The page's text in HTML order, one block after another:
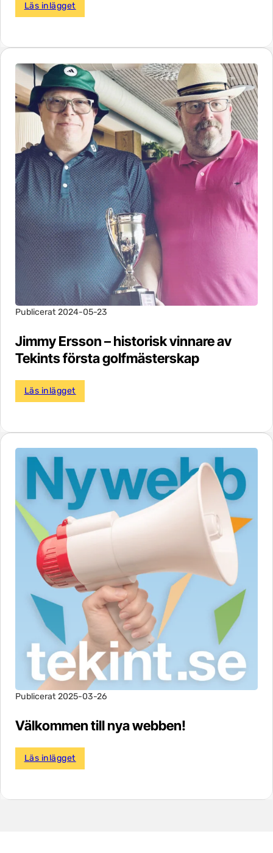
Läs inlägget
Publicerat 2024-05-23
Jimmy Ersson – historisk vinnare av
Tekints första golfmästerskap
Läs inlägget
Publicerat 2025-03-26
Välkommen till nya webben!
Läs inlägget